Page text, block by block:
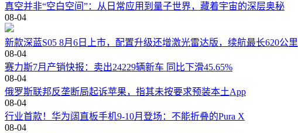
真空并非“空白空间”：从日常应用到量子世界，藏着宇宙的深层奥秘
08-04
新款深蓝S05 8月6日上市，配置升级还增激光雷达版，续航最长620公里
08-04
赛力斯7月产销快报：卖出24229辆新车 同比下滑45.65%
08-04
俄罗斯联邦反垄断局起诉苹果，指其未按要求预装本土App
08-04
行业首款！华为阔直板手机9-10月登场：不能折叠的Pura X
08-04